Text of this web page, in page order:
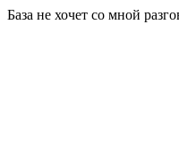
База не хочет со мной